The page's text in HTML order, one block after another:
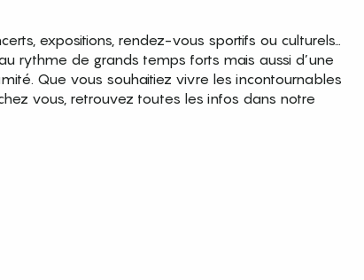
expositions, rendez-vous sportifs ou culturels…
rythme de grands temps forts mais aussi d’une
Que vous souhaitiez vivre les incontournables
vous, retrouvez toutes les infos dans notre